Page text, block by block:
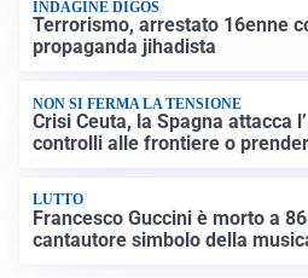
INDAGINE DIGOS
Terrorismo, arrestato 16enne
propaganda jihadista
NON SI FERMA LA TENSIONE
Crisi Ceuta, la Spagna attacca
controlli alle frontiere o
LUTTO
Francesco Guccini è morto a
cantautore simbolo della